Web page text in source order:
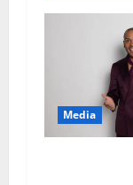
Media